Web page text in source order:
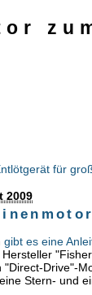
für
2009
gibt es eine
Drive"-
Stern- und